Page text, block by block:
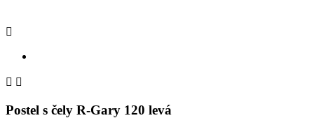

 
Postel s čely R-Gary 120 levá